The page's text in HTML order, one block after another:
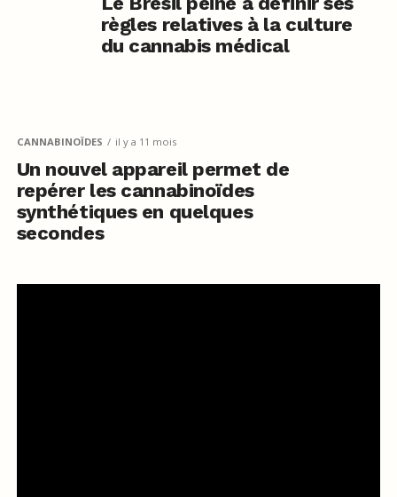
règles relatives à la culture
du cannabis médical
CANNABINOÏDES il y a 11 mois
Un nouvel appareil permet de
repérer les cannabinoïdes
synthétiques en quelques
secondes